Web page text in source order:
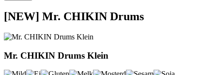
[NEW] Mr. CHIKIN Drums
Mr. CHIKIN Drums Klein